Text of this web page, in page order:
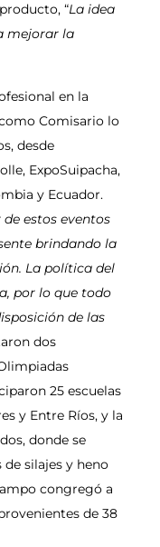
“La idea
mejorar la
en la
Comisario lo
desde
ExpoSuipacha,
y Ecuador.
estos eventos
brindando la
La política del
por lo que todo
de las
dos
25 escuelas
y Entre Ríos, y la
donde se
silajes y heno
congregó a
de 38